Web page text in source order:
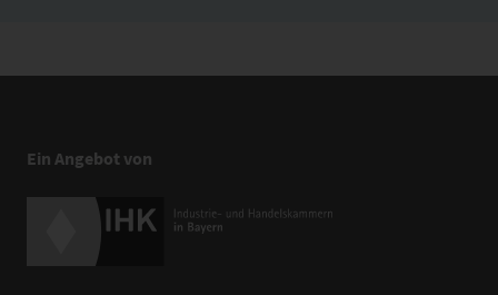
Ein Angebot von